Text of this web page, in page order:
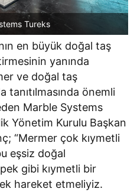
Tureks
en büyük doğal taş
yanında
ve doğal taş
tanıtılmasında önemli
Marble Systems
Yönetim Kurulu Başkan
“Mermer çok kıymetli
eşsiz doğal
gibi kıymetli bir
hareket etmeliyiz.